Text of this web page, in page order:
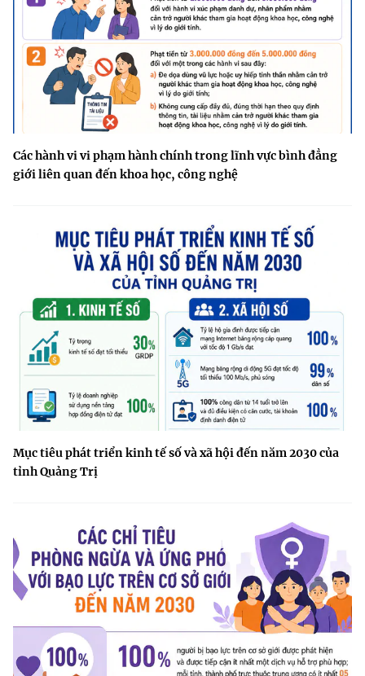
Các hành vi vi phạm hành chính trong lĩnh vực bình đẳng
giới liên quan đến khoa học, công nghệ
Mục tiêu phát triển kinh tế số và xã hội đến năm 2030 của
tỉnh Quảng Trị